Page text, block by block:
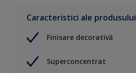
Caracteristici ale produsului
Finisare decorativă
Superconcentrat